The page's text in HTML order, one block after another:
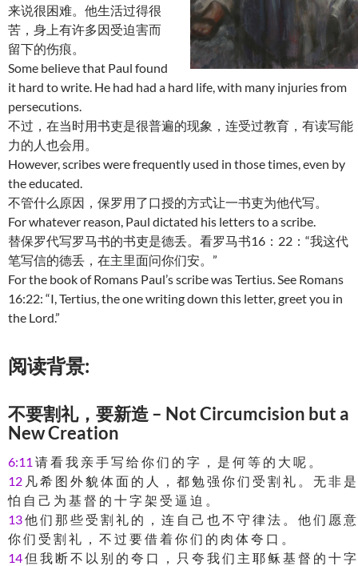
来说很困难。他生活过得很
苦，身上有许多因受迫害而
留下的伤痕。
Some believe that Paul found
it hard to write. He had had a hard life, with many injuries from
persecutions.
不过，在当时用书吏是很普遍的现象，连受过教育，有读写能
力的人也会用。
However, scribes were frequently used in those times, even by
the educated.
不管什么原因，保罗用了口授的方式让一书吏为他代写。
For whatever reason, Paul dictated his letters to a scribe.
替保罗代写罗马书的书吏是德丢。看罗马书16：22：“我这代
笔写信的德丢，在主里面问你们安。”
For the book of Romans Paul’s scribe was Tertius. See Romans
16:22: “I, Tertius, the one writing down this letter, greet you in
the Lord.”
阅读背景:
不要割礼，要新造 – Not Circumcision but a
New Creation
6:11 请 看 我 亲 手 写 给 你 们 的 字 ， 是 何 等 的 大 呢 。
12 凡 希 图 外 貌 体 面 的 人 ， 都 勉 强 你 们 受 割 礼 。 无 非 是
怕 自 己 为 基 督 的 十 字 架 受 逼 迫 。
13他 们 那 些 受 割 礼 的 ， 连 自 己 也 不 守 律 法 。 他 们 愿 意
你 们 受 割 礼 ， 不 过 要 借 着 你 们 的 肉 体 夸 口 。
14但 我 断 不 以 别 的 夸 口 ， 只 夸 我 们 主 耶 稣 基 督 的 十 字